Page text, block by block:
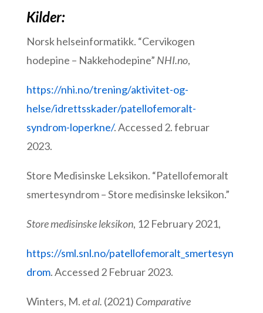
Kilder:
Norsk helseinformatikk. “Cervikogen
hodepine – Nakkehodepine” NHI.no,
https://nhi.no/trening/aktivitet-og-
helse/idrettsskader/patellofemoralt-
syndrom-loperkne/. Accessed 2. februar
2023.
Store Medisinske Leksikon. “Patellofemoralt
smertesyndrom – Store medisinske leksikon.”
Store medisinske leksikon, 12 February 2021,
https://sml.snl.no/patellofemoralt_smertesyn
drom. Accessed 2 Februar 2023.
Winters, M.et al. (2021) Comparative